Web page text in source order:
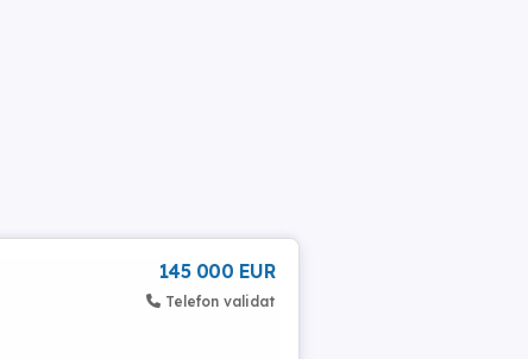
145 000 EUR
Telefon validat